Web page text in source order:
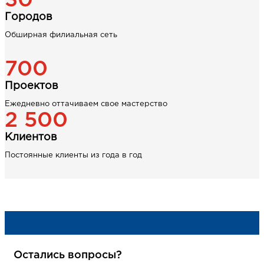
Городов
Обширная филиальная сеть
700
Проектов
Ежедневно оттачиваем свое мастерство
2 500
Клиентов
Постоянные клиенты из года в год
Остались вопросы?